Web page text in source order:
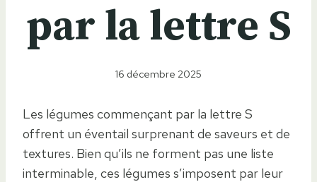
par la lettre S
16 décembre 2025
Les légumes commençant par la lettre S
offrent un éventail surprenant de saveurs et de
textures. Bien qu’ils ne forment pas une liste
interminable, ces légumes s’imposent par leur